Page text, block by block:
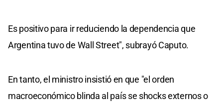
Es positivo para ir reduciendo la dependencia que
Argentina tuvo de Wall Street", subrayó Caputo.
En tanto, el ministro insistió en que "el orden
macroeconómico blinda al país se shocks externos o